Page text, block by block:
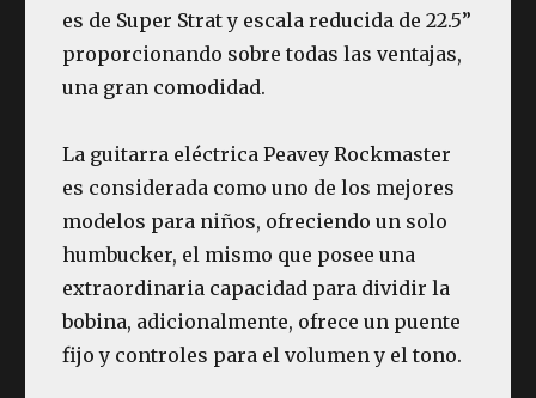
es de Super Strat y escala reducida de 22.5”
proporcionando sobre todas las ventajas,
una gran comodidad.
La guitarra eléctrica Peavey Rockmaster
es considerada como uno de los mejores
modelos para niños, ofreciendo un solo
humbucker, el mismo que posee una
extraordinaria capacidad para dividir la
bobina, adicionalmente, ofrece un puente
fijo y controles para el volumen y el tono.